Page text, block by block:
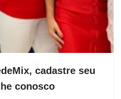
cadastre seu
conosco